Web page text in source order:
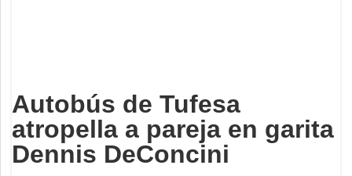
Autobús de Tufesa
atropella a pareja en garita
Dennis DeConcini